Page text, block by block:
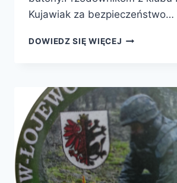
Kujawiak za bezpieczeństwo…
DOWIEDZ SIĘ WIĘCEJ